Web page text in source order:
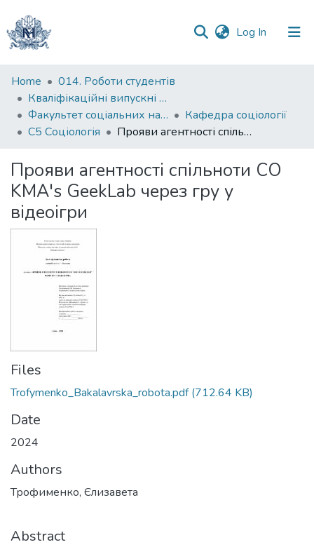
Log In (current)
Communities
&
Collections
All of DSpace
Statistics
Home
014. Роботи студентів
Кваліфікаційні випускні роботи здобувачів вищої освіти бакалаврських програм
Факультет соціальних наук і соціальних технологій
Кафедра соціології
С5 Соціологія
Прояви агентності спільноти СО KMA's GeekLab через гру у відеоігри
Прояви агентності спільноти СО
KMA's GeekLab через гру у
відеоігри
Files
Trofymenko_Bakalavrska_robota.pdf(712.64 KB)
Date
2024
Authors
Трофименко, Єлизавета
Abstract